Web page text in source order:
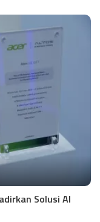
Solusi AI